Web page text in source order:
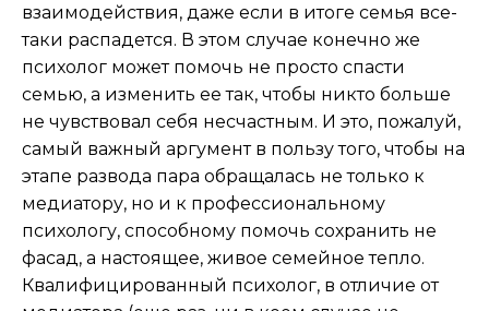
взаимодействия, даже если в итоге семья все-
таки распадется. В этом случае конечно же
психолог может помочь не просто спасти
семью, а изменить ее так, чтобы никто больше
не чувствовал себя несчастным. И это, пожалуй,
самый важный аргумент в пользу того, чтобы на
этапе развода пара обращалась не только к
медиатору, но и к профессиональному
психологу, способному помочь сохранить не
фасад, а настоящее, живое семейное тепло.
Квалифицированный психолог, в отличие от